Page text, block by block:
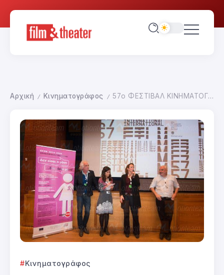
Αρχική / Κινηματογράφος / 57ο ΦΕΣΤΙΒΑΛ ΚΙΝΗΜΑΤΟΓΡΑΦΟΥ ΘΕΣΣΑΛΟΝΙΚΗΣ
Κινηματογράφος